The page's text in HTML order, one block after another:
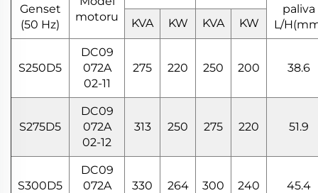
Genset
(50 Hz)
motoru
paliva
L/
KVA KW KVA KW
S250D5
DC09
072A
02-11
275 220 250 200 38.6
S275D5
DC09
072A
02-12
313 250 275 220 51.9
S300D5
DC09
072A
330 264 300 240 45.4